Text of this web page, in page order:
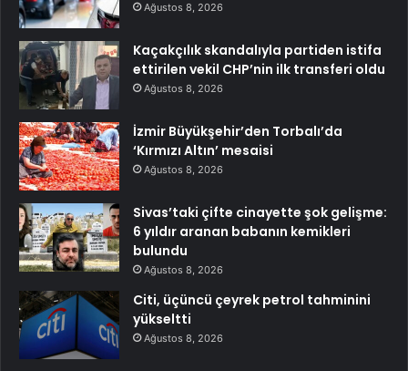
Ağustos 8, 2026
Kaçakçılık skandalıyla partiden istifa
ettirilen vekil CHP’nin ilk transferi oldu
Ağustos 8, 2026
İzmir Büyükşehir’den Torbalı’da
‘Kırmızı Altın’ mesaisi
Ağustos 8, 2026
Sivas’taki çifte cinayette şok gelişme:
6 yıldır aranan babanın kemikleri
bulundu
Ağustos 8, 2026
Citi, üçüncü çeyrek petrol tahminini
yükseltti
Ağustos 8, 2026